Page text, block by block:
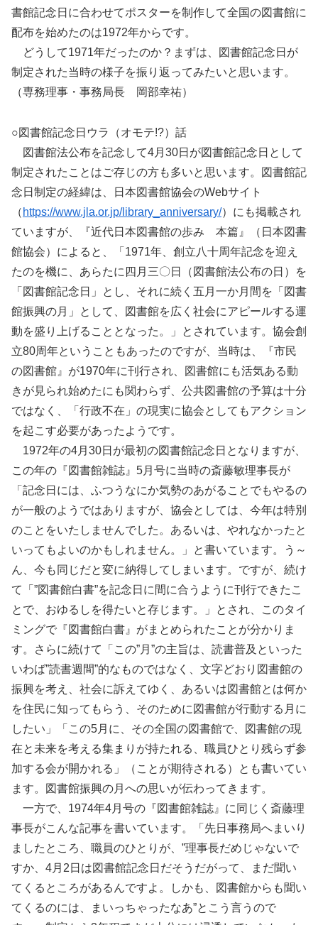
書館記念日に合わせてポスターを制作して全国の図書館に
配布を始めたのは1972年からです。
どうして1971年だったのか？まずは、図書館記念日が
制定された当時の様子を振り返ってみたいと思います。
（専務理事・事務局長 岡部幸祐）
○図書館記念日ウラ（オモテ!?）話
図書館法公布を記念して4月30日が図書館記念日として
制定されたことはご存じの方も多いと思います。図書館記
念日制定の経緯は、日本図書館協会のWebサイト
（ https://www.jla.or.jp/library_anniversary/）にも掲載され
ていますが、『近代日本図書館の歩み 本篇』（日本図書
館協会）によると、「1971年、創立八十周年記念を迎え
たのを機に、あらたに四月三〇日（図書館法公布の日）を
「図書館記念日」とし、それに続く五月一か月間を「図書
館振興の月」として、図書館を広く社会にアピールする運
動を盛り上げることとなった。」とされています。協会創
立80周年ということもあったのですが、当時は、『市民
の図書館』が1970年に刊行され、図書館にも活気ある動
きが見られ始めたにも関わらず、公共図書館の予算は十分
ではなく、「行政不在」の現実に協会としてもアクション
を起こす必要があったようです。
1972年の4月30日が最初の図書館記念日となりますが、
この年の『図書館雑誌』5月号に当時の斎藤敏理事長が
「記念日には、ふつうなにか気勢のあがることでもやるの
が一般のようではありますが、協会としては、今年は特別
のことをいたしませんでした。あるいは、やれなかったと
いってもよいのかもしれません。」と書いています。う～
ん、今も同じだと変に納得してしまいます。ですが、続け
て「”図書館白書”を記念日に間に合うように刊行できたこ
とで、おゆるしを得たいと存じます。」とされ、このタイ
ミングで『図書館白書』がまとめられたことが分かりま
す。さらに続けて「この”月”の主旨は、読書普及といった
いわば”読書週間”的なものではなく、文字どおり図書館の
振興を考え、社会に訴えてゆく、あるいは図書館とは何か
を住民に知ってもらう、そのために図書館が行動する月に
したい」「この5月に、その全国の図書館で、図書館の現
在と未来を考える集まりが持たれる、職員ひとり残らず参
加する会が開かれる」（ことが期待される）とも書いてい
ます。図書館振興の月への思いが伝わってきます。
一方で、1974年4月号の『図書館雑誌』に同じく斎藤理
事長がこんな記事を書いています。「先日事務局へまいり
ましたところ、職員のひとりが、”理事長だめじゃないで
すか、4月2日は図書館記念日だそうだがって、まだ聞い
てくるところがあるんですよ。しかも、図書館からも聞い
てくるのには、まいっちゃったなあ”とこう言うので